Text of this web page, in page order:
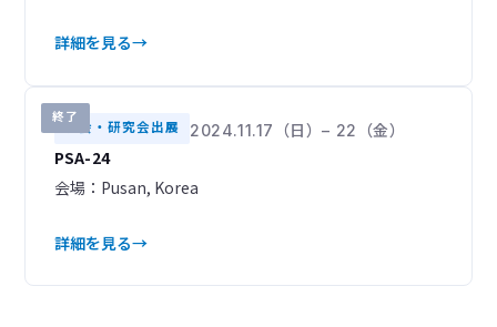
詳細を見る
終了
学会・研究会出展 2024.11.17（日）– 22（金）
PSA-24
会場：Pusan, Korea
詳細を見る